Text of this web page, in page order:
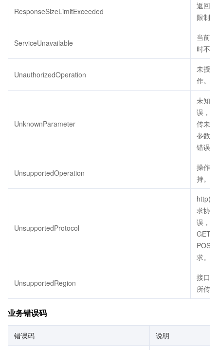
ResponseSizeLimitExceeded
返回
限制
ServiceUnavailable
当前
时不
UnauthorizedOperation
未授
作。
UnknownParameter
未知
误，
传未
参数
错误。
UnsupportedOperation
操作
持。
UnsupportedProtocol
求协
误，
GET
POST
求。
UnsupportedRegion
接口
所传
业务错误码
错误码 说明